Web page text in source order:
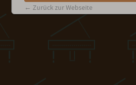
← Zurück zur Webseite